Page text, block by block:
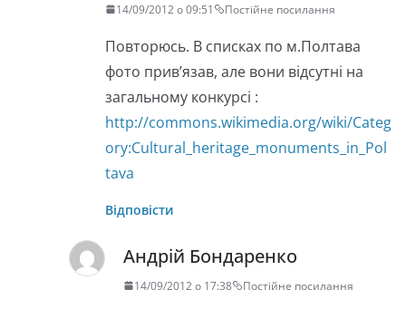
14/09/2012 о 09:51 Постійне посилання
Повторюсь. В списках по м.Полтава
фото прив’язав, але вони відсутні на
загальному конкурсі :
http://commons.wikimedia.org/wiki/Categ
ory:Cultural_heritage_monuments_in_Pol
tava
Відповісти
Андрій Бондаренко
14/09/2012 о 17:38 Постійне посилання